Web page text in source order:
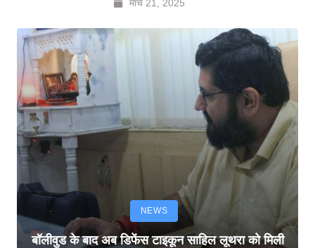
मार्च 21, 2025
NEWS
बॉलीवुड के बाद अब डिफेंस टाइकून साहिल लूथरा को मिली